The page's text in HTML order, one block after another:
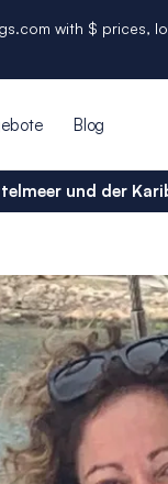
with $ prices,
Blog
und der